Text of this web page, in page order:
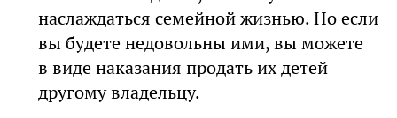
наслаждаться семейной жизнью. Но если
вы будете недовольны ими, вы можете
в виде наказания продать их детей
другому владельцу.